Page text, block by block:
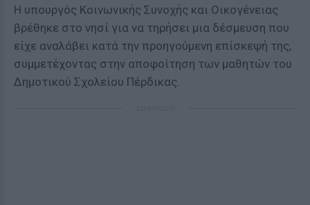
Η υπουργός Κοινωνικής Συνοχής και Οικογένειας
βρέθηκε στο νησί για να τηρήσει μια δέσμευση που
είχε αναλάβει κατά την προηγούμενη επίσκεψή της,
συμμετέχοντας στην αποφοίτηση των μαθητών του
Δημοτικού Σχολείου Πέρδικας.